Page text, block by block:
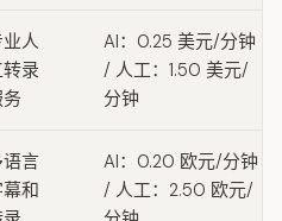
人
录
AI：0.25 美元/分钟
/ 人工：1.50 美元/
分钟
语言
和
AI：0.20 欧元/分钟
/ 人工：2.50 欧元/